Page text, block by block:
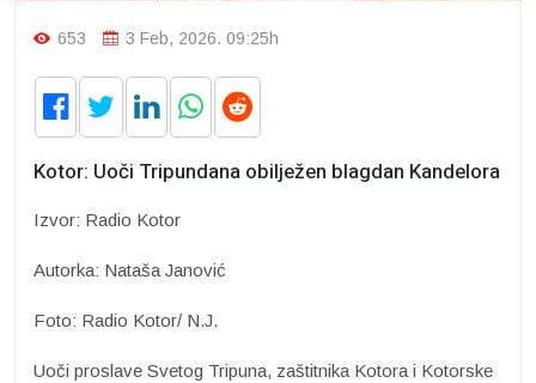
653 3 Feb, 2026. 09:25h
Kotor: Uoči Tripundana obilježen blagdan Kandelora
Izvor: Radio Kotor
Autorka: Nataša Janović
Foto: Radio Kotor/ N.J.
Uoči proslave Svetog Tripuna, zaštitnika Kotora i Kotorske